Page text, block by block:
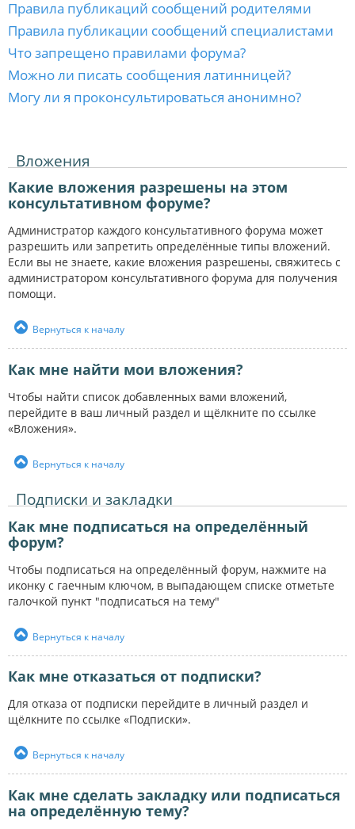
Правила публикаций сообщений родителями
Правила публикации сообщений специалистами
Что запрещено правилами форума?
Можно ли писать сообщения латинницей?
Могу ли я проконсультироваться анонимно?
Вложения
Какие вложения разрешены на этом
консультативном форуме?
Администратор каждого консультативного форума может
разрешить или запретить определённые типы вложений.
Если вы не знаете, какие вложения разрешены, свяжитесь с
администратором консультативного форума для получения
помощи.
Вернуться к началу
Как мне найти мои вложения?
Чтобы найти список добавленных вами вложений,
перейдите в ваш личный раздел и щёлкните по ссылке
«Вложения».
Вернуться к началу
Подписки и закладки
Как мне подписаться на определённый
форум?
Чтобы подписаться на определённый форум, нажмите на
иконку с гаечным ключом, в выпадающем списке отметьте
галочкой пункт "подписаться на тему"
Вернуться к началу
Как мне отказаться от подписки?
Для отказа от подписки перейдите в личный раздел и
щёлкните по ссылке «Подписки».
Вернуться к началу
Как мне сделать закладку или подписаться
на определённую тему?